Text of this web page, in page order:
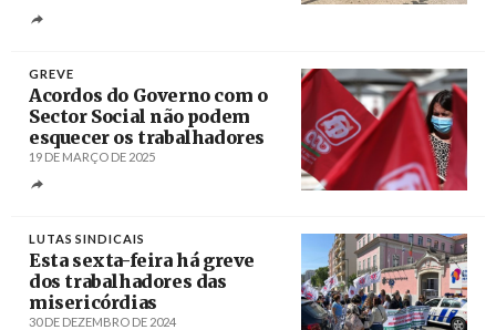
GREVE
Acordos do Governo com o
Sector Social não podem
esquecer os trabalhadores
19 DE MARÇO DE 2025
LUTAS SINDICAIS
Esta sexta-feira há greve
dos trabalhadores das
misericórdias
30 DE DEZEMBRO DE 2024